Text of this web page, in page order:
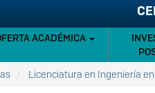
ACADÉMICA
Licenciatura en Ingeniería